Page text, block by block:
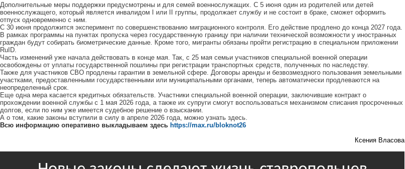
Дополнительные меры поддержки предусмотрены и для семей военнослужащих. С 5 июня один из родителей или детей
военнослужащего, который является инвалидом I или II группы, продолжает службу и не состоит в браке, сможет оформить
отпуск одновременно с ним.
С 30 июня продолжится эксперимент по совершенствованию миграционного контроля. Его действие продлено до конца 2027 года.
В рамках программы на пунктах пропуска через государственную границу при наличии технической возможности у иностранных
граждан будут собирать биометрические данные. Кроме того, мигранты обязаны пройти регистрацию в специальном приложении
RuID.
Часть изменений уже начала действовать в конце мая. Так, с 25 мая семьи участников специальной военной операции
освобождены от уплаты государственной пошлины при регистрации транспортных средств, полученных по наследству.
Также для участников СВО продлены гарантии в земельной сфере. Договоры аренды и безвозмездного пользования земельными
участками, предоставленными государственными или муниципальными органами, теперь автоматически продлеваются на
неопределенный срок.
Еще одна мера касается кредитных обязательств. Участники специальной военной операции, заключившие контракт о
прохождении военной службы с 1 мая 2026 года, а также их супруги смогут воспользоваться механизмом списания просроченных
долгов, если по ним уже имеется судебное решение о взыскании.
А о том, какие законы вступили в силу в апреле 2026 года, можно узнать здесь
Всю информацию оперативно выкладываем здесь https://max.ru/bloknot26
Ксения Власова